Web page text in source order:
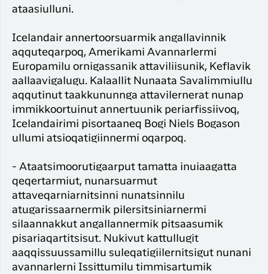
ataasiulluni.
Icelandair annertoorsuarmik angallavinnik
aqquteqarpoq, Amerikami Avannarlermi
Europamilu ornigassanik attaviliisunik, Keflavik
aallaavigalugu. Kalaallit Nunaata Savalimmiullu
aqqutinut taakkununnga attavilernerat nunap
immikkoortuinut annertuunik periarfissiivoq,
Icelandairimi pisortaaneq Bogi Niels Bogason
ullumi atsioqatigiinnermi oqarpoq.
- Ataatsimoorutigaarput tamatta inuiaagatta
qeqertarmiut, nunarsuarmut
attaveqarniarnitsinni nunatsinnilu
atugarissaarnermik pilersitsiniarnermi
silaannakkut angallannermik pitsaasumik
pisariaqartitsisut. Nukivut kattullugit
aaqqissuussamillu suleqatigiilernitsigut nunani
avannarlerni Issittumilu timmisartumik